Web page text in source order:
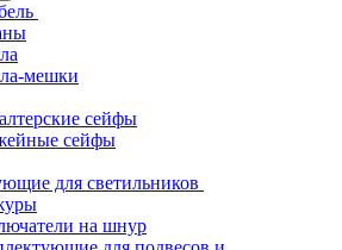
мешки
сейфы
сейфы
для светильников
на шнур